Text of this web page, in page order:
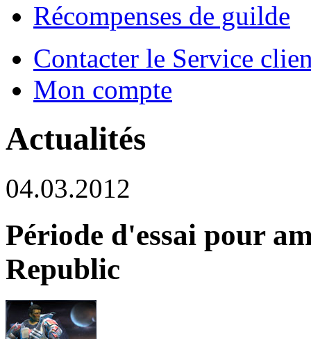
Récompenses de guilde
Contacter le Service
Mon compte
Actualités
04.03.2012
Période d'essai pour
Republic